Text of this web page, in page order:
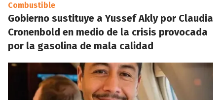
Combustible
Gobierno sustituye a Yussef Akly por Claudia
Cronenbold en medio de la crisis provocada
por la gasolina de mala calidad